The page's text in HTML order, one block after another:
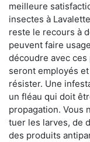
meilleure
insectes à
reste le recours à
peuvent faire
découdre avec
seront employés
résister. Une
un fléau qui doit
propagation. Vous
tuer les larves, de
des produits